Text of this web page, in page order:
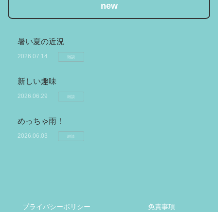
new
暑い夏の近況
2026.07.14 雑談
新しい趣味
2026.06.29 雑談
めっちゃ雨！
2026.06.03 雑談
プライバシーポリシー 免責事項